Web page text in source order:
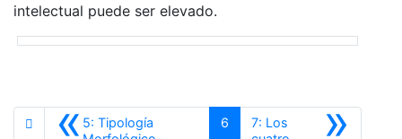
intelectual puede ser elevado.
«5: Tipología
6 »
7: Los